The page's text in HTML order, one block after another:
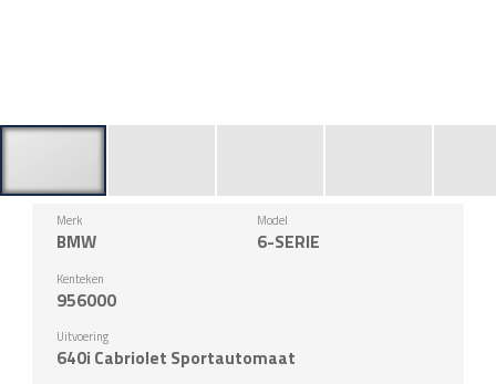
Merk
BMW
Model
6-SERIE
Kenteken
956000
Uitvoering
640i Cabriolet Sportautomaat